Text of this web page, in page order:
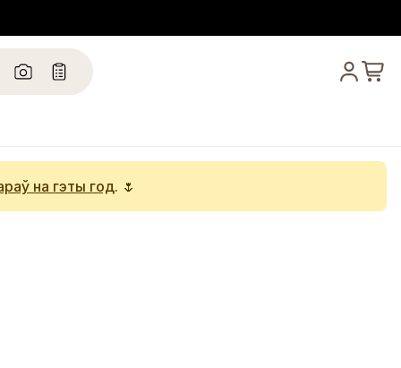
на гэты год. 🌷